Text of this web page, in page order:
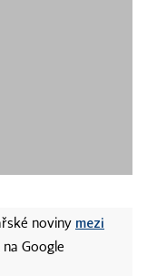
noviny mezi
na Google